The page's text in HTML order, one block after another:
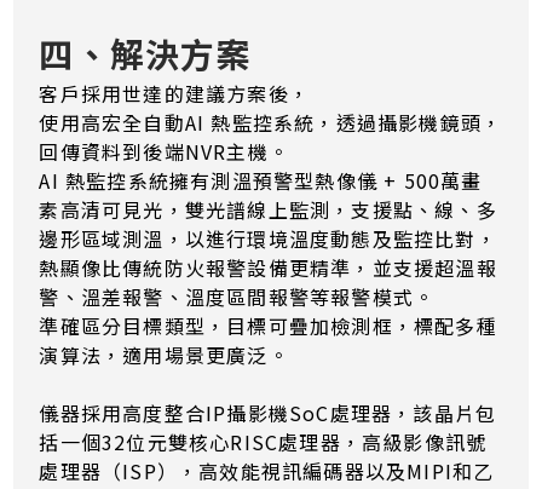
四、解決方案
客戶採用世達的建議方案後，
使用高宏全自動AI 熱監控系統，透過攝影機鏡頭，
回傳資料到後端NVR主機。
AI 熱監控系統擁有測溫預警型熱像儀 + 500萬畫
素高清可見光，雙光譜線上監測，支援點、線、多
邊形區域測溫，以進行環境溫度動態及監控比對，
熱顯像比傳統防火報警設備更精準，並支援超溫報
警、溫差報警、溫度區間報警等報警模式。
準確區分目標類型，目標可疊加檢測框，標配多種
演算法，適用場景更廣泛。
儀器採用高度整合IP攝影機SoC處理器，該晶片包
括一個32位元雙核心RISC處理器，高級影像訊號
處理器（ISP），高效能視訊編碼器以及MIPI和乙